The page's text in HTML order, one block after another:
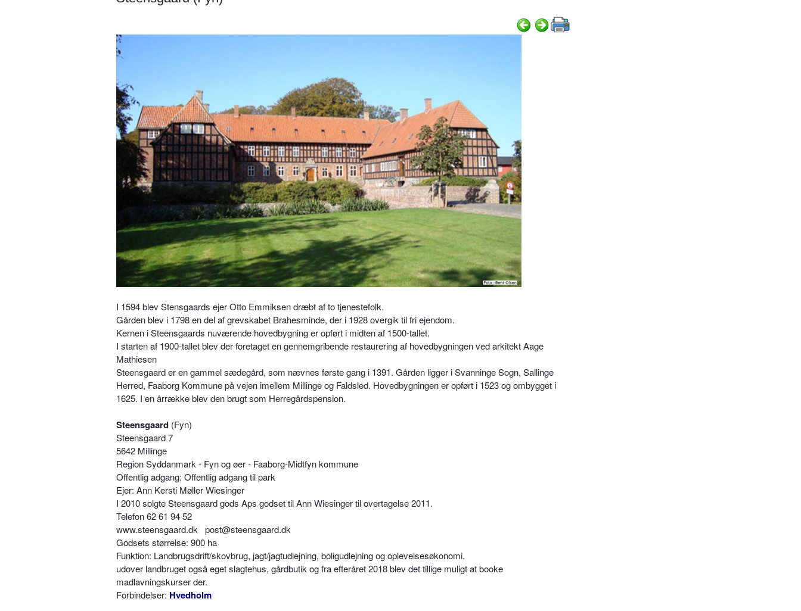
I 1594 blev Stensgaards ejer Otto Emmiksen dræbt af to tjenestefolk.
Gården blev i 1798 en del af grevskabet Brahesminde, der i 1928 overgik til fri ejendom.
Kernen i Steensgaards nuværende hovedbygning er opført i midten af 1500-tallet.
I starten af 1900-tallet blev der foretaget en gennemgribende restaurering af hovedbygningen ved arkitekt Aage
Mathiesen
Steensgaard er en gammel sædegård, som nævnes første gang i 1391. Gården ligger i Svanninge Sogn, Sallinge
Herred, Faaborg Kommune på vejen imellem Millinge og Faldsled. Hovedbygningen er opført i 1523 og ombygget i
1625. I en årrække blev den brugt som Herregårdspension.
Steensgaard (Fyn)
Steensgaard 7
5642 Millinge
Region Syddanmark - Fyn og øer - Faaborg-Midtfyn kommune
Offentlig adgang: Offentlig adgang til park
Ejer: Ann Kersti Møller Wiesinger
I 2010 solgte Steensgaard gods Aps godset til Ann Wiesinger til overtagelse 2011.
Telefon 62 61 94 52
www.steensgaard.dk
post@steensgaard.dk
Godsets størrelse: 900 ha
Funktion: Landbrugsdrift/skovbrug, jagt/jagtudlejning, boligudlejning og oplevelsesøkonomi.
udover landbruget også eget slagtehus, gårdbutik og fra efteråret 2018 blev det tillige muligt at booke
madlavningskurser der.
Forbindelser: Hvedholm